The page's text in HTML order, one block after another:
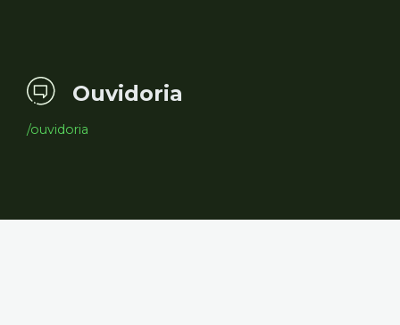
Ouvidoria
/ouvidoria